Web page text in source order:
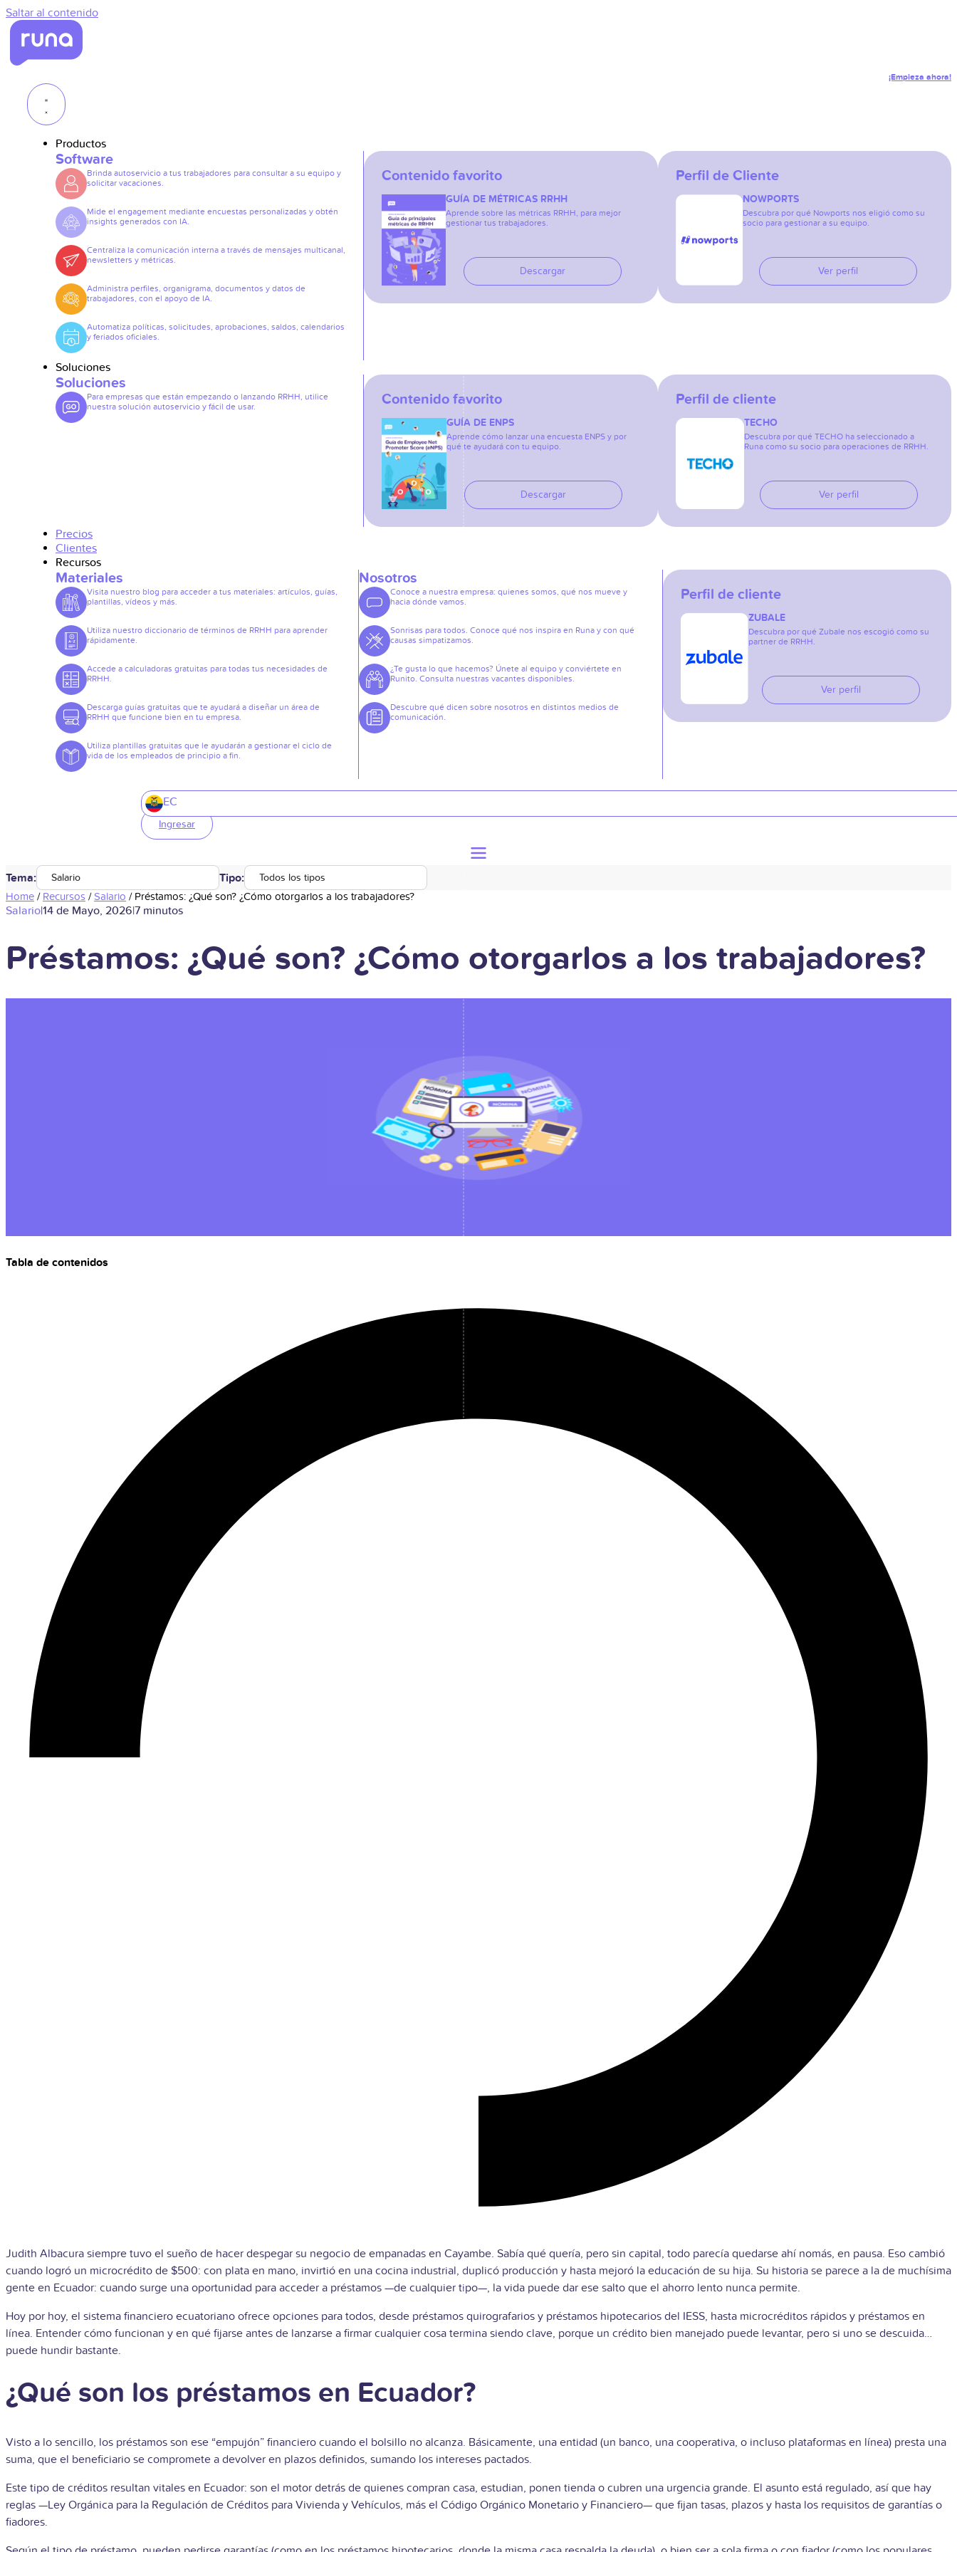
Saltar al contenido
¡Empieza ahora!
Productos
Software
Brinda autoservicio a tus trabajadores para consultar a su equipo y
solicitar vacaciones.
Mide el engagement mediante encuestas personalizadas y obtén
insights generados con IA.
Centraliza la comunicación interna a través de mensajes multicanal,
newsletters y métricas.
Administra perfiles, organigrama, documentos y datos de
trabajadores, con el apoyo de IA.
Automatiza políticas, solicitudes, aprobaciones, saldos, calendarios
y feriados oficiales.
Contenido favorito
GUÍA DE MÉTRICAS RRHH
Aprende sobre las métricas RRHH, para mejor
gestionar tus trabajadores.
Descargar
Perfil de Cliente
NOWPORTS
Descubra por qué Nowports nos eligió como su
socio para gestionar a su equipo.
Ver perfil
Soluciones
Soluciones
Para empresas que están empezando o lanzando RRHH, utilice
nuestra solución autoservicio y fácil de usar.
Contenido favorito
GUÍA DE ENPS
Aprende cómo lanzar una encuesta ENPS y por
qué te ayudará con tu equipo.
Descargar
Perfil de cliente
TECHO
Descubra por qué TECHO ha seleccionado a
Runa como su socio para operaciones de RRHH.
Ver perfil
Precios
Clientes
Recursos
Materiales
Visita nuestro blog para acceder a tus materiales: artículos, guías,
plantillas, vídeos y más.
Utiliza nuestro diccionario de términos de RRHH para aprender
rápidamente.
Accede a calculadoras gratuitas para todas tus necesidades de
RRHH.
Descarga guías gratuitas que te ayudará a diseñar un área de
RRHH que funcione bien en tu empresa.
Utiliza plantillas gratuitas que le ayudarán a gestionar el ciclo de
vida de los empleados de principio a fin.
Nosotros
Conoce a nuestra empresa: quienes somos, qué nos mueve y
hacia dónde vamos.
Sonrisas para todos. Conoce qué nos inspira en Runa y con qué
causas simpatizamos.
¿Te gusta lo que hacemos? Únete al equipo y conviértete en
Runito. Consulta nuestras vacantes disponibles.
Descubre qué dicen sobre nosotros en distintos medios de
comunicación.
Perfil de cliente
ZUBALE
Descubra por qué Zubale nos escogió como su
partner de RRHH.
Ver perfil
EC
Ingresar
Tema: Salario Tipo: Todos los tipos
Home / Recursos /Salario / Préstamos: ¿Qué son? ¿Cómo otorgarlos a los trabajadores?
Salario|14 de Mayo, 2026|7 minutos
Préstamos: ¿Qué son? ¿Cómo otorgarlos a los trabajadores?
Tabla de contenidos
Judith Albacura siempre tuvo el sueño de hacer despegar su negocio de empanadas en Cayambe. Sabía qué quería, pero sin capital, todo parecía quedarse ahí nomás, en pausa. Eso cambió
cuando logró un microcrédito de $500: con plata en mano, invirtió en una cocina industrial, duplicó producción y hasta mejoró la educación de su hija. Su historia se parece a la de muchísima
gente en Ecuador: cuando surge una oportunidad para acceder a préstamos —de cualquier tipo—, la vida puede dar ese salto que el ahorro lento nunca permite.
Hoy por hoy, el sistema financiero ecuatoriano ofrece opciones para todos, desde préstamos quirografarios y préstamos hipotecarios del IESS, hasta microcréditos rápidos y préstamos en
línea. Entender cómo funcionan y en qué fijarse antes de lanzarse a firmar cualquier cosa termina siendo clave, porque un crédito bien manejado puede levantar, pero si uno se descuida…
puede hundir bastante.
¿Qué son los préstamos en Ecuador?
Visto a lo sencillo, los préstamos son ese “empujón” financiero cuando el bolsillo no alcanza. Básicamente, una entidad (un banco, una cooperativa, o incluso plataformas en línea) presta una
suma, que el beneficiario se compromete a devolver en plazos definidos, sumando los intereses pactados.
Este tipo de créditos resultan vitales en Ecuador: son el motor detrás de quienes compran casa, estudian, ponen tienda o cubren una urgencia grande. El asunto está regulado, así que hay
reglas —Ley Orgánica para la Regulación de Créditos para Vivienda y Vehículos, más el Código Orgánico Monetario y Financiero— que fijan tasas, plazos y hasta los requisitos de garantías o
fiadores.